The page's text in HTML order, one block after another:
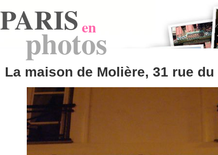
PARISen
photos
La maison de Molière, 31 rue du